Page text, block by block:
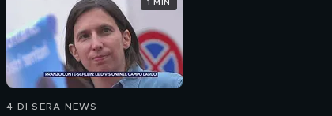
4 DI SERA NEWS
1 MIN